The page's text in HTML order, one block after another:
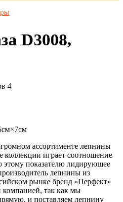
D3008,
4
ассортименте лепнины
коллекции играет соотношение
этому показателю лидирующее
лепнины из
рынке бренд «Перфект»
компанией, так как мы
и поставляем лепнину